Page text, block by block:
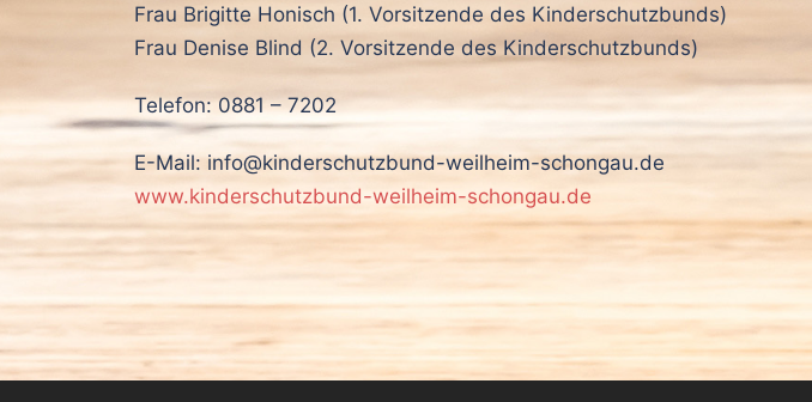
Frau Brigitte Honisch (1. Vorsitzende des Kinderschutzbunds)
Frau Denise Blind (2. Vorsitzende des Kinderschutzbunds)
Telefon: 0881 – 7202
E-Mail: info@kinderschutzbund-weilheim-schongau.de
www.kinderschutzbund-weilheim-schongau.de